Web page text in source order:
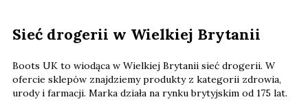
Sieć drogerii w Wielkiej Brytanii
Boots UK to wiodąca w Wielkiej Brytanii sieć drogerii. W
ofercie sklepów znajdziemy produkty z kategorii zdrowia,
urody i farmacji. Marka działa na rynku brytyjskim od 175 lat.